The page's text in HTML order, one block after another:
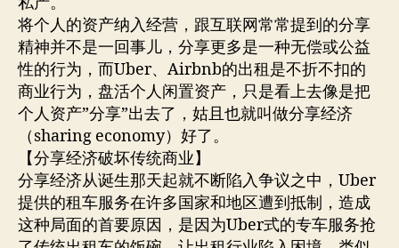
将个人的资产纳入经营，跟互联网常常提到的分享
精神并不是一回事儿，分享更多是一种无偿或公益
性的行为，而Uber、Airbnb的出租是不折不扣的
商业行为，盘活个人闲置资产，只是看上去像是把
个人资产”分享”出去了，姑且也就叫做分享经济
（sharing economy）好了。
【分享经济破坏传统商业】
分享经济从诞生那天起就不断陷入争议之中，Uber
提供的租车服务在许多国家和地区遭到抵制，造成
这种局面的首要原因，是因为Uber式的专车服务抢